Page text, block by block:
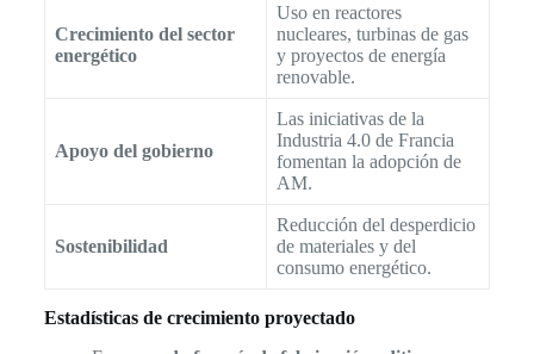
Crecimiento del sector
energético
Uso en reactores
nucleares, turbinas de gas
y proyectos de energía
renovable.
Apoyo del gobierno
Las iniciativas de la
Industria 4.0 de Francia
fomentan la adopción de
AM.
Sostenibilidad
Reducción del desperdicio
de materiales y del
consumo energético.
Estadísticas de crecimiento proyectado